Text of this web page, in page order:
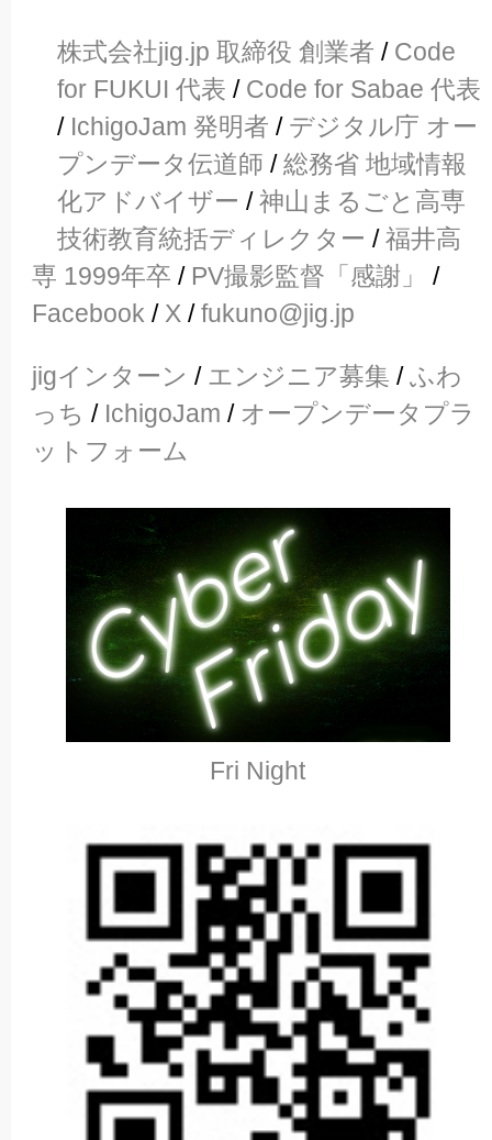
株式会社jig.jp 取締役 創業者 / Code
for FUKUI 代表 / Code for Sabae 代表
/ IchigoJam 発明者 / デジタル庁 オー
プンデータ伝道師 /総務省 地域情報
化アドバイザー /神山まるごと高専
技術教育統括ディレクター /福井高
専 1999年卒 / PV撮影監督「感謝」
/
Facebook / X /fukuno@jig.jp
jigインターン / エンジニア募集 /ふわ
っち / IchigoJam / オープンデータプラ
ットフォーム
Fri Night